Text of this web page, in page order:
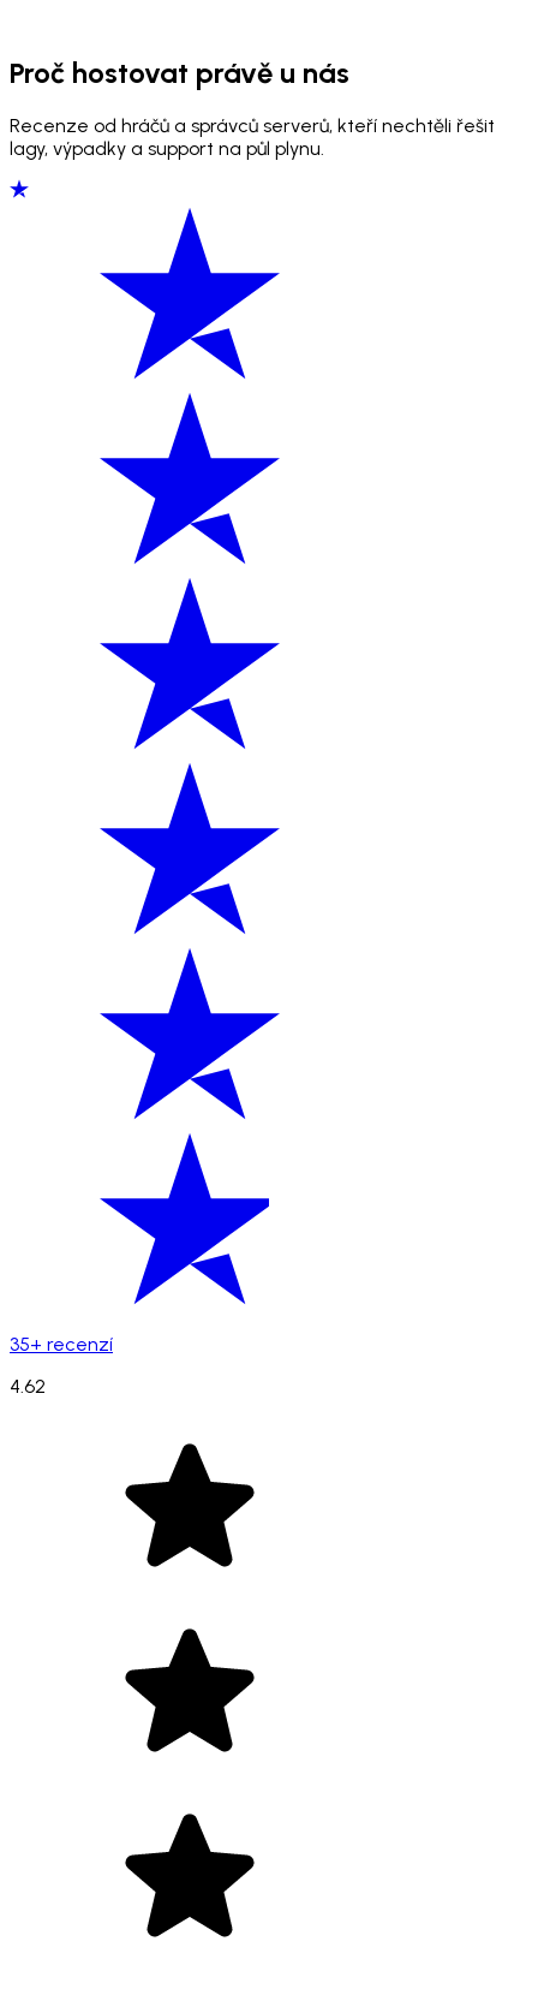
Proč hostovat právě u nás
Recenze od hráčů a správců serverů, kteří nechtěli řešit
lagy, výpadky a support na půl plynu.
35+ recenzí
4.62